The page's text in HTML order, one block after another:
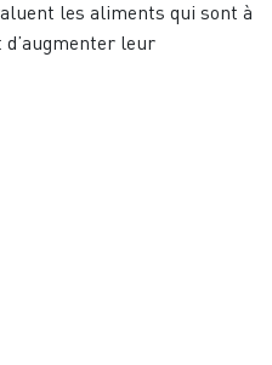
les aliments qui sont à
leur